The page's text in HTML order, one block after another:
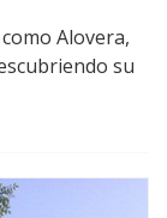
Alovera,
su